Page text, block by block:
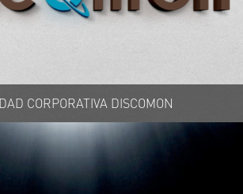
CORPORATIVA DISCOMON